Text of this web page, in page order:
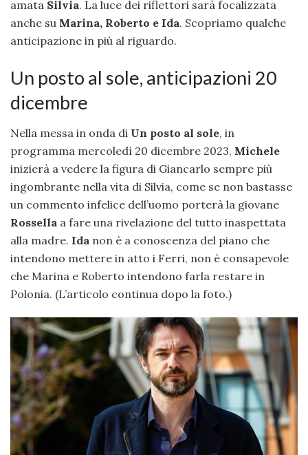
amata Silvia. La luce dei riflettori sarà focalizzata
anche su Marina, Roberto e Ida. Scopriamo qualche
anticipazione in più al riguardo.
Un posto al sole, anticipazioni 20
dicembre
Nella messa in onda di Un posto al sole, in
programma mercoledì 20 dicembre 2023, Michele
inizierà a vedere la figura di Giancarlo sempre più
ingombrante nella vita di Silvia, come se non bastasse
un commento infelice dell’uomo porterà la giovane
Rossella a fare una rivelazione del tutto inaspettata
alla madre. Ida non è a conoscenza del piano che
intendono mettere in atto i Ferri, non è consapevole
che Marina e Roberto intendono farla restare in
Polonia. (L’articolo continua dopo la foto.)